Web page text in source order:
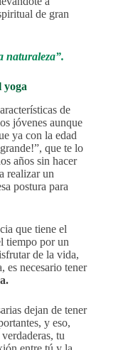
de gran
naturaleza”.
yoga
de
jóvenes aunque
ya con la edad
que te lo
años sin hacer
realizar un
postura para
que tiene el
tiempo por un
de la vida,
es necesario tener
dejan de tener
y eso,
tu